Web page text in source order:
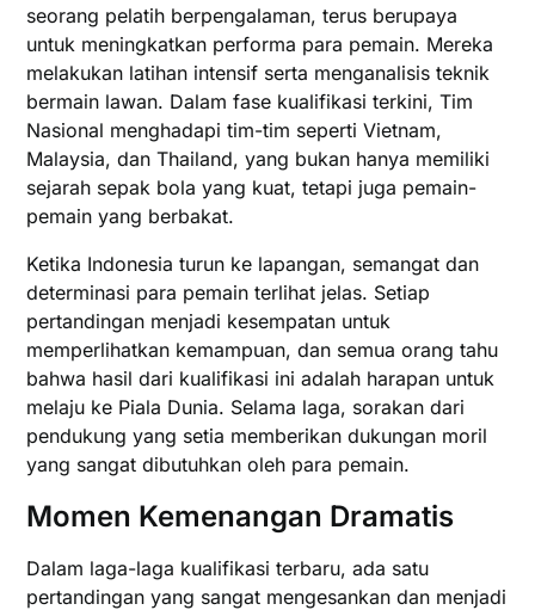
seorang pelatih berpengalaman, terus berupaya
untuk meningkatkan performa para pemain. Mereka
melakukan latihan intensif serta menganalisis teknik
bermain lawan. Dalam fase kualifikasi terkini, Tim
Nasional menghadapi tim-tim seperti Vietnam,
Malaysia, dan Thailand, yang bukan hanya memiliki
sejarah sepak bola yang kuat, tetapi juga pemain-
pemain yang berbakat.
Ketika Indonesia turun ke lapangan, semangat dan
determinasi para pemain terlihat jelas. Setiap
pertandingan menjadi kesempatan untuk
memperlihatkan kemampuan, dan semua orang tahu
bahwa hasil dari kualifikasi ini adalah harapan untuk
melaju ke Piala Dunia. Selama laga, sorakan dari
pendukung yang setia memberikan dukungan moril
yang sangat dibutuhkan oleh para pemain.
Momen Kemenangan Dramatis
Dalam laga-laga kualifikasi terbaru, ada satu
pertandingan yang sangat mengesankan dan menjadi